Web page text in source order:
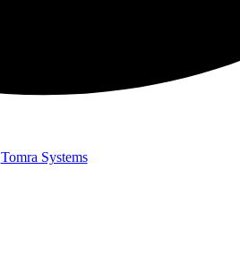
Tomra Systems